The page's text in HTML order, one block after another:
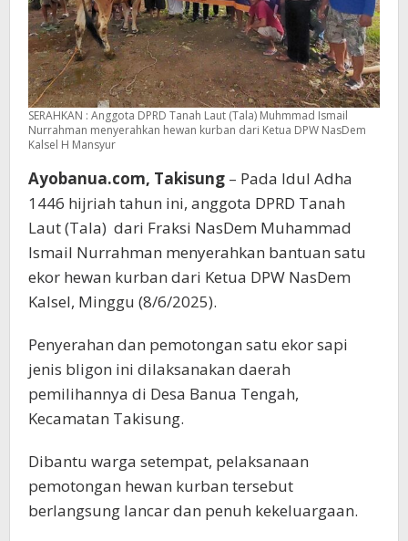
SERAHKAN : Anggota DPRD Tanah Laut (Tala) Muhmmad Ismail
Nurrahman menyerahkan hewan kurban dari Ketua DPW NasDem
Kalsel H Mansyur
Ayobanua.com, Takisung – Pada Idul Adha
1446 hijriah tahun ini, anggota DPRD Tanah
Laut (Tala) dari Fraksi NasDem Muhammad
Ismail Nurrahman menyerahkan bantuan satu
ekor hewan kurban dari Ketua DPW NasDem
Kalsel, Minggu (8/6/2025).
Penyerahan dan pemotongan satu ekor sapi
jenis bligon ini dilaksanakan daerah
pemilihannya di Desa Banua Tengah,
Kecamatan Takisung.
Dibantu warga setempat, pelaksanaan
pemotongan hewan kurban tersebut
berlangsung lancar dan penuh kekeluargaan.